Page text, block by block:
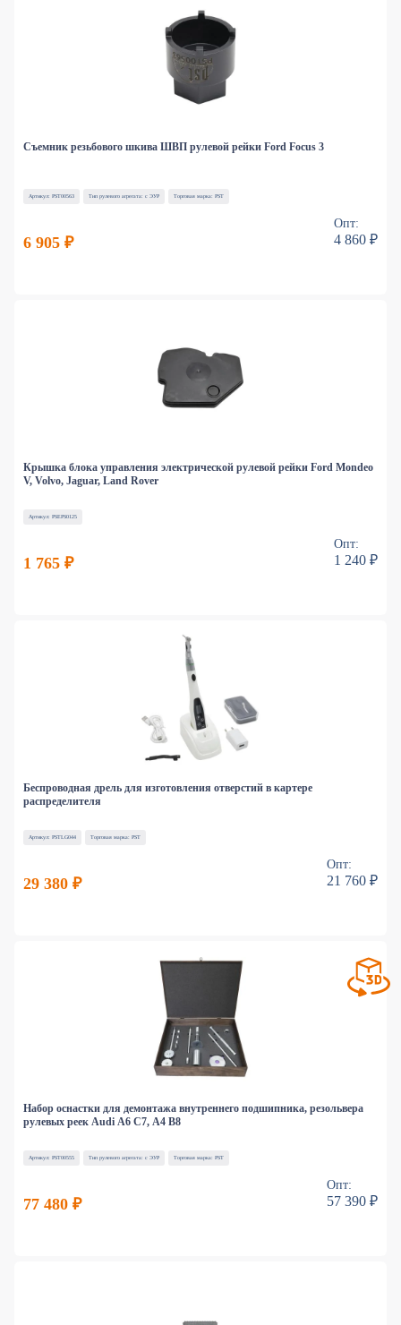
Съемник резьбового шкива ШВП рулевой рейки Ford Focus 3
Артикул: PST00563 Тип рулевого агрегата: с ЭУР Торговая марка: PST
6 905 ₽
Опт:
4 860 ₽
Крышка блока управления электрической рулевой рейки Ford Mondeo
V, Volvo, Jaguar, Land Rover
Артикул: PSEPS0125
1 765 ₽
Опт:
1 240 ₽
Беспроводная дрель для изготовления отверстий в картере
распределителя
Артикул: PSTLG044 Торговая марка: PST
29 380 ₽
Опт:
21 760 ₽
Набор оснастки для демонтажа внутреннего подшипника, резольвера
рулевых реек Audi A6 C7, A4 B8
Артикул: PST00555 Тип рулевого агрегата: с ЭУР Торговая марка: PST
77 480 ₽
Опт:
57 390 ₽